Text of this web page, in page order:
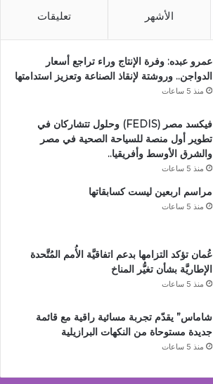
الأشهر تعليقات
عمرو عبده: وفرة الإنتاج وراء تراجع أسعار
الدواجن.. وروشتة لإنقاذ الصناعة وتعزيز استدامتها
منذ 5 ساعات
فيكسد مصر (FEDIS) وحلول تتشاركان في
تطوير أول منصة للسياحة الصحية في مصر
والشرق الأوسط وأفريقيا..
منذ 5 ساعات
مراسم اربعين ليست كسابقاتها
منذ 5 ساعات
عُمان تؤكد التزامها بدعم اتفاقيَّة الأُمم المُتَّحدة
الإطاريَّة بشأن تغيُّر المناخ
منذ 5 ساعات
شاماس” يقدّم تجربة مسائية راقية مع قائمة
جديدة مستوحاة من النكهات البرازيلية
منذ 5 ساعات